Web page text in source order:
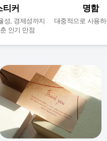
티커
성, 경제성까지
인기 만점
명함
대중적으로 사용